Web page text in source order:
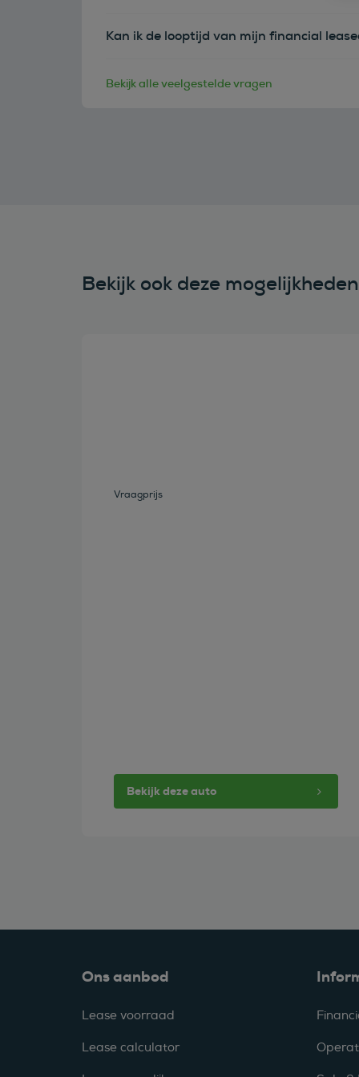
Kan ik de looptijd van mijn financial
Bekijk alle veelgestelde vragen
Bekijk ook deze
Vraagprijs
Bekijk deze auto
Ons aanbod
Lease voorraad
Lease calculator